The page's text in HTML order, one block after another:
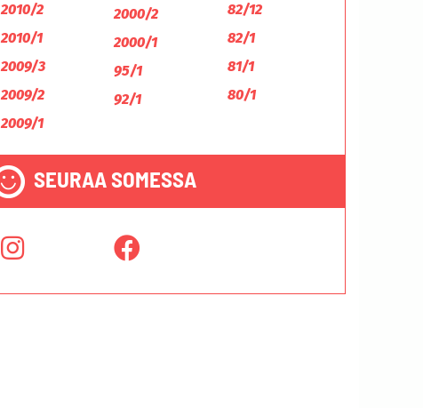
2010/2
2010/1
2009/3
2009/2
2009/1
2000/2
2000/1
95/1
92/1
82/12
82/1
81/1
80/1
SEURAA SOMESSA